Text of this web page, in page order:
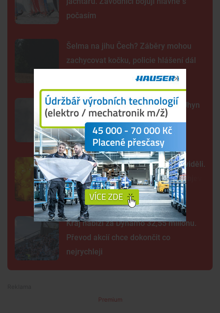
počasím
Šelma na jihu Čech? Záběry mohou
zachycovat kočku, policie hlášení dál
Sto mrtvých ryb v centru Budějc. Úhyn
mohl způsobit déšť a nedostatek
kyslíku
Tak detailně jsme Slunce ještě neviděli.
Nové snímky přinesly průlomový objev
Kraj nabízí za Dynamo 32,55 milionu.
Převod akcií chce dokončit co
nejrychleji
Premium